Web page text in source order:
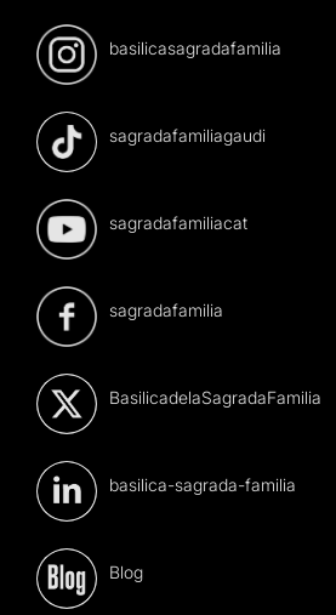
basilicasagradafamilia
sagradafamiliagaudi
sagradafamiliacat
sagradafamilia
BasilicadelaSagradaFamilia
basilica-sagrada-familia
Blog